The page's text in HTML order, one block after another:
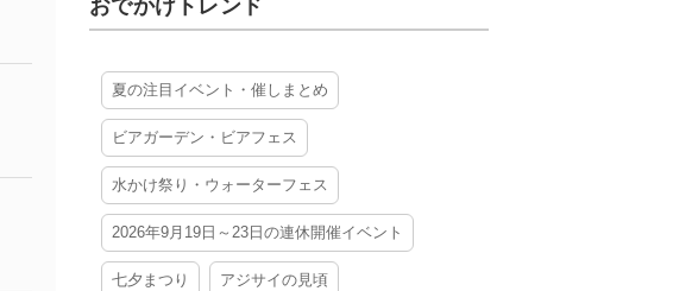
おでかけトレンド
夏の注目イベント・催しまとめ
ビアガーデン・ビアフェス
水かけ祭り・ウォーターフェス
2026年9月19日～23日の連休開催イベント
七夕まつり アジサイの見頃